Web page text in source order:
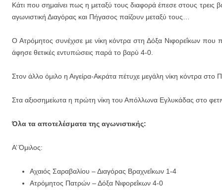
Κάτι που σημαίνει πως η μεταξύ τους διαφορά έπεσε στους τρεις
αγωνιστική Διαγόρας και Πήγασος παίζουν μεταξύ τους…
Ο Ατρόμητος συνέχισε με νίκη κόντρα στη Δόξα Νιφορεΐκων
άφησε θετικές εντυπώσεις παρά το βαρύ 4-0.
Στον άλλο όμιλο η Αιγείρα-Ακράτα πέτυχε μεγάλη νίκη κόντρα στο
Στα αξιοσημείωτα η πρώτη νίκη του Απόλλωνα Εγλυκάδας στο
Όλα τα αποτελέσματα της αγωνιστικής:
Α’ Όμιλος:
Αχαιός Σαραβαλίου – Διαγόρας Βραχνεΐκων 1-4
Ατρόμητος Πατρών – Δόξα Νιφορεΐκων 4-0